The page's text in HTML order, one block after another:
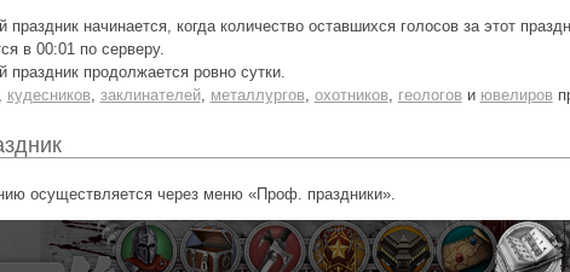
начинается, когда количество оставшихся голосов за этот
в 00:01 по серверу.
праздник продолжается ровно сутки.
, кудесников, заклинателей, металлургов, охотников, геологов и ювелиров
осуществляется через меню «Проф. праздники».